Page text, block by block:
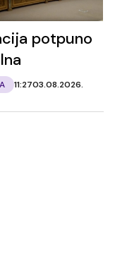
potpuno
11:2703.08.2026.